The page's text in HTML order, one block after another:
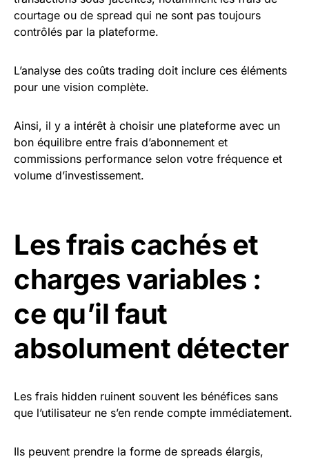
courtage ou de spread qui ne sont pas toujours
contrôlés par la plateforme.
L’analyse des coûts trading doit inclure ces éléments
pour une vision complète.
Ainsi, il y a intérêt à choisir une plateforme avec un
bon équilibre entre frais d’abonnement et
commissions performance selon votre fréquence et
volume d’investissement.
Les frais cachés et
charges variables :
ce qu’il faut
absolument détecter
Les frais hidden ruinent souvent les bénéfices sans
que l’utilisateur ne s’en rende compte immédiatement.
Ils peuvent prendre la forme de spreads élargis,